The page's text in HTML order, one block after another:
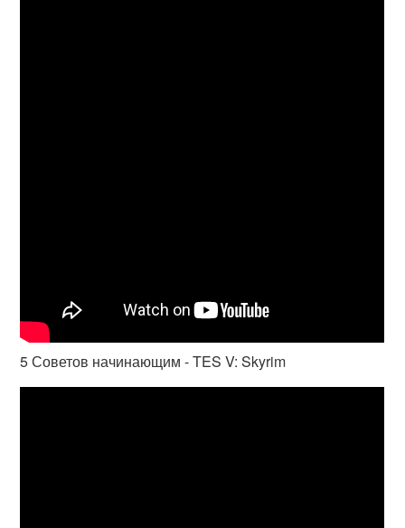
5 Советов начинающим - TES V: Skyrim